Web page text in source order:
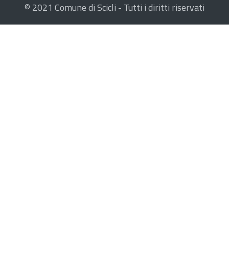
© 2021 Comune di Scicli - Tutti i diritti riservati